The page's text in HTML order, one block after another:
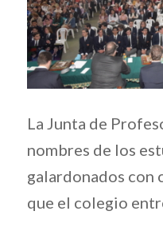
La Junta de
nombres de los
galardonados con
que el colegio